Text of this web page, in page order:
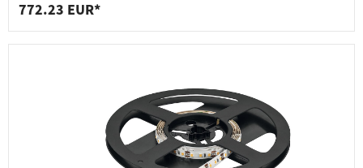
772.23 EUR*